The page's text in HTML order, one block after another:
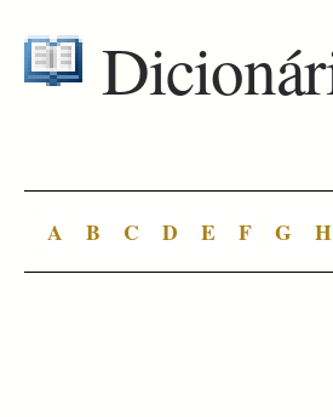
A B C D E F G H